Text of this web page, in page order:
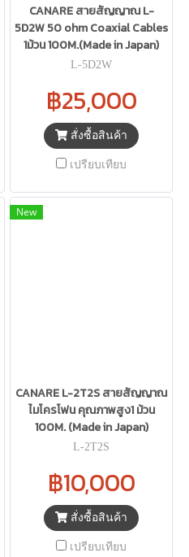
CANARE สายสัญญาณ L-
5D2W 50 ohm Coaxial Cables
1ม้วน 100M.(Made in Japan)
L-5D2W
฿25,000
สั่งซื้อสินค้า
เปรียบเทียบ
New
CANARE L-2T2S สายสัญญาณ
ไมโครโฟน คุณภาพสูง1 ม้วน
100M. (Made in Japan)
L-2T2S
฿10,000
สั่งซื้อสินค้า
เปรียบเทียบ